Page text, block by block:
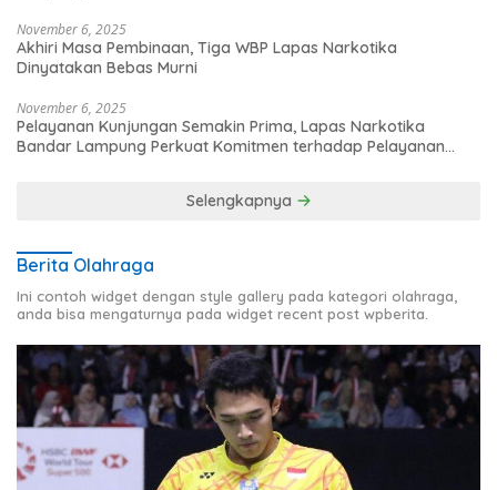
November 6, 2025
Akhiri Masa Pembinaan, Tiga WBP Lapas Narkotika
Dinyatakan Bebas Murni
November 6, 2025
Pelayanan Kunjungan Semakin Prima, Lapas Narkotika
Bandar Lampung Perkuat Komitmen terhadap Pelayanan
Selengkapnya
Berita Olahraga
Ini contoh widget dengan style gallery pada kategori olahraga,
anda bisa mengaturnya pada widget recent post wpberita.